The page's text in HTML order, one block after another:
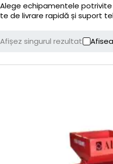
Alege echipamentele
te de livrare rapidă și suport
Afișez singurul rezultat